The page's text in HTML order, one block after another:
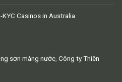
Casinos in Australia
sơn màng nước Công ty Thiên